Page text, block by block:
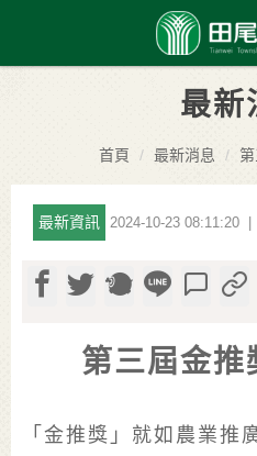
最新
首頁 最新消息
最新資訊 2024-10-23 08:11:20
第三屆金推
「金推獎」就如農業推